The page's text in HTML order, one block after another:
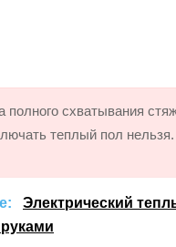
полного схватывания
теплый пол нельзя.
Электрический